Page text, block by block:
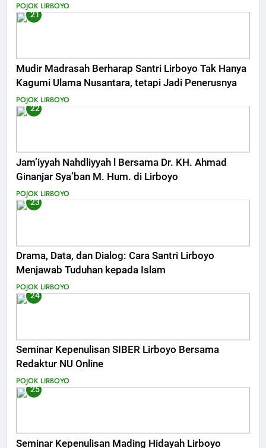
POJOK LIRBOYO
21
Mudir Madrasah Berharap Santri Lirboyo Tak Hanya
Kagumi Ulama Nusantara, tetapi Jadi Penerusnya
POJOK LIRBOYO
22
Jam’iyyah Nahdliyyah l Bersama Dr. KH. Ahmad
Ginanjar Sya’ban M. Hum. di Lirboyo
POJOK LIRBOYO
23
Drama, Data, dan Dialog: Cara Santri Lirboyo
Menjawab Tuduhan kepada Islam
POJOK LIRBOYO
24
Seminar Kepenulisan SIBER Lirboyo Bersama
Redaktur NU Online
POJOK LIRBOYO
25
Seminar Kepenulisan Mading Hidayah Lirboyo